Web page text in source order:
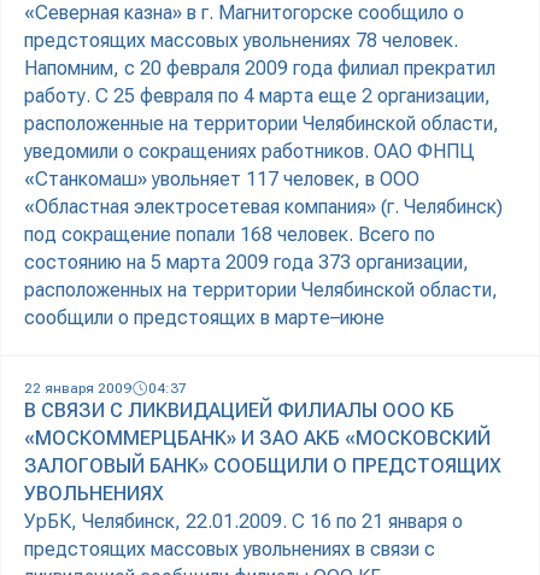
«Северная казна» в г. Магнитогорске сообщило о
предстоящих массовых увольнениях 78 человек.
Напомним, с 20 февраля 2009 года филиал прекратил
работу. С 25 февраля по 4 марта еще 2 организации,
расположенные на территории Челябинской области,
уведомили о сокращениях работников. ОАО ФНПЦ
«Станкомаш» увольняет 117 человек, в ООО
«Областная электросетевая компания» (г. Челябинск)
под сокращение попали 168 человек. Всего по
состоянию на 5 марта 2009 года 373 организации,
расположенных на территории Челябинской области,
сообщили о предстоящих в марте–июне
22 января 2009 04:37
В СВЯЗИ С ЛИКВИДАЦИЕЙ ФИЛИАЛЫ ООО КБ
«МОСКОММЕРЦБАНК» И ЗАО АКБ «МОСКОВСКИЙ
ЗАЛОГОВЫЙ БАНК» СООБЩИЛИ О ПРЕДСТОЯЩИХ
УВОЛЬНЕНИЯХ
УрБК, Челябинск, 22.01.2009. С 16 по 21 января о
предстоящих массовых увольнениях в связи с